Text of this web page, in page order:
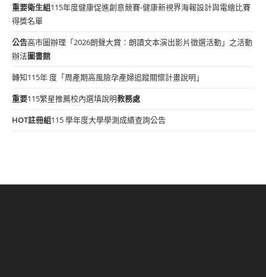
重要衛生組115年度健康促進創意競賽-健康新視界海報設計與電繪比賽
得獎名單
公告高市圖辦理「2026朗聲大賞：朗讀文本演出影片徵選活動」之活動
辦法圖書館
轉知115年 度「周產期高風險孕產婦追蹤關懷計畫說明」
重要115繁星推薦校內選填說明教務處
HOT註冊組115 學年度大學學測成績查詢公告